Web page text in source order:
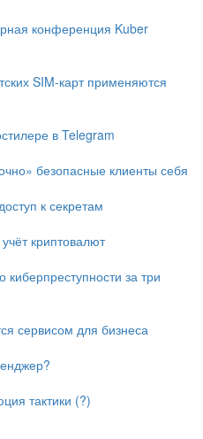
конференция Kuber
SIM-карт применяются
в Telegram
безопасные клиенты себя
к секретам
криптовалют
киберпреступности за три
сервисом для бизнеса
тактики (?)